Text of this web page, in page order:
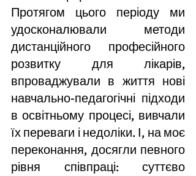
Протягом цього періоду ми
удосконалювали методи
дистанційного професійного
розвитку для лікарів,
впроваджували в життя нові
навчально-педагогічні підходи
в освітньому процесі, вивчали
їх переваги і недоліки. І, на моє
переконання, досягли певного
рівня співпраці: суттєво